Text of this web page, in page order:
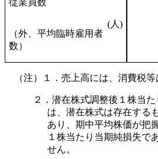
従業員数
(人)
（外、平均臨時雇用者
数）
（注）１．売上高には、消費税等
２．潜在株式調整後１株当
は、潜在株式は存在する
あり、期中平均株価が把
１株当たり当期純損失で
せん。